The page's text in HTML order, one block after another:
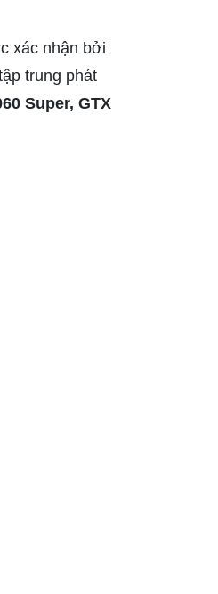
xác nhận bởi
trung phát
Super, GTX